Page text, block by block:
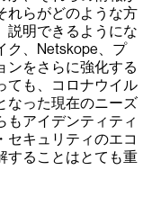
れらがどのような方
説明できるようにな
ク、Netskope、プ
ンをさらに強化する
ても、コロナウイル
なった現在のニーズ
もアイデンティティ
セキュリティのエコ
することはとても重